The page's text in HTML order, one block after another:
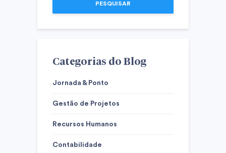
PESQUISAR
Categorias do Blog
Jornada & Ponto
Gestão de Projetos
Recursos Humanos
Contabilidade